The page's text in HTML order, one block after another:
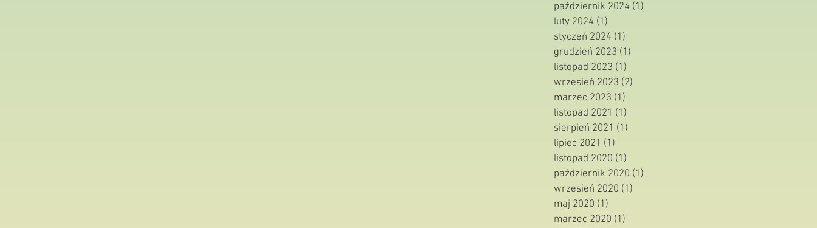
październik 2024 (1)
luty 2024 (1)
styczeń 2024 (1)
grudzień 2023 (1)
listopad 2023 (1)
wrzesień 2023 (2)
marzec 2023 (1)
listopad 2021 (1)
sierpień 2021 (1)
lipiec 2021 (1)
listopad 2020 (1)
październik 2020 (1)
wrzesień 2020 (1)
maj 2020 (1)
marzec 2020 (1)